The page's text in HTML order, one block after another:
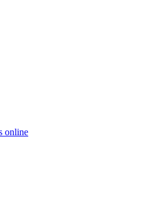
online